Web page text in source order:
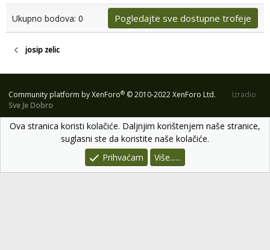
Ukupno bodova: 0 Pogledajte sve dostupne trofeje
josip zelic
Community platform by XenForo® © 2010-2022 XenForo Ltd.
Izradio
Sve Je Dobro
Ova stranica koristi kolačiće. Daljnjim korištenjem naše stranice,
suglasni ste da koristite naše kolačiće.
Prihvaćam
Više......